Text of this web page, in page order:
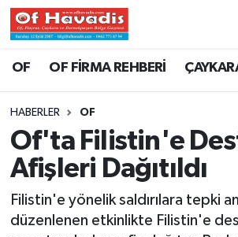
OF OF FİRMA REHBERİ
HABERLER OF
Of'ta Filistin'e
Afişleri Dağıtıldı
Filistin'e yönelik saldırılara tepki
düzenlenen etkinlikte Filistin'e
Trabzon Nöbetçi Eczaneler
Trabzon Namaz Vakitleri
Trabzon Trafik Yoğunluk
Süper Lig Puan Durumu ve